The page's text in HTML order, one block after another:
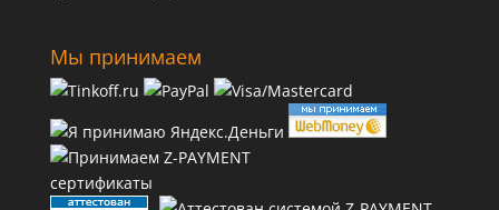
Мы принимаем
сертификаты